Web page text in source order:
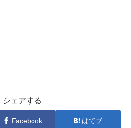
シェアする
Facebook はてブ